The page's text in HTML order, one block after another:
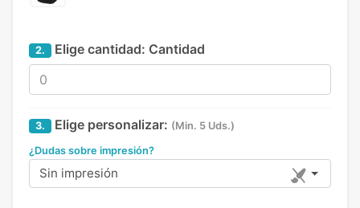
2. Elige cantidad: Cantidad
3. Elige personalizar: (Min. 5 Uds.)
¿Dudas sobre impresión?
Sin impresión